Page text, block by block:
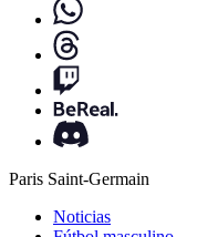
Paris Saint-Germain
Noticias